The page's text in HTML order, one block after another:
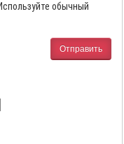
обычный
Отправить